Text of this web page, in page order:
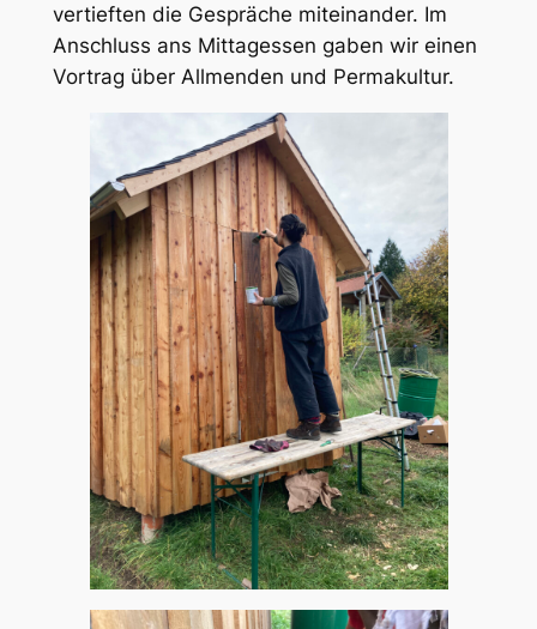
vertieften die Gespräche miteinander. Im
Anschluss ans Mittagessen gaben wir einen
Vortrag über Allmenden und Permakultur.